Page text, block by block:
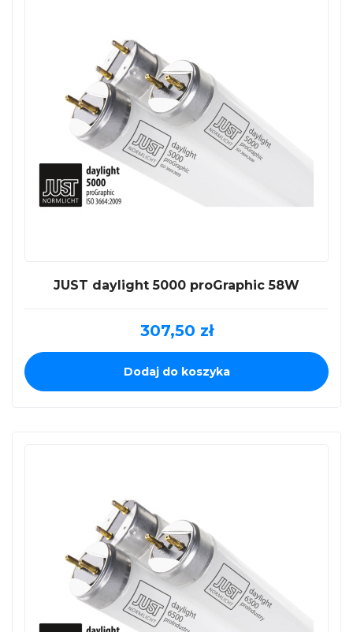
JUST daylight 5000 proGraphic 58W
307,50 zł
Dodaj do koszyka